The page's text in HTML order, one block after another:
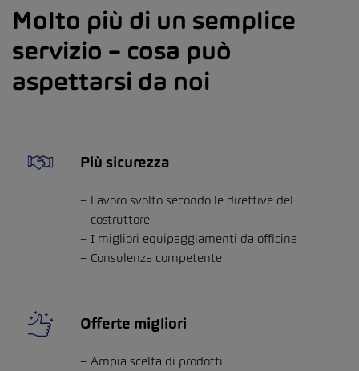
Molto più di un semplice
servizio – cosa può
aspettarsi da noi
Più sicurezza
Lavoro svolto secondo le direttive del
costruttore
I migliori equipaggiamenti da officina
Consulenza competente
Offerte migliori
Ampia scelta di prodotti